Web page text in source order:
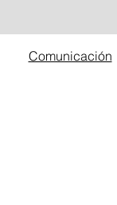
Comunicación